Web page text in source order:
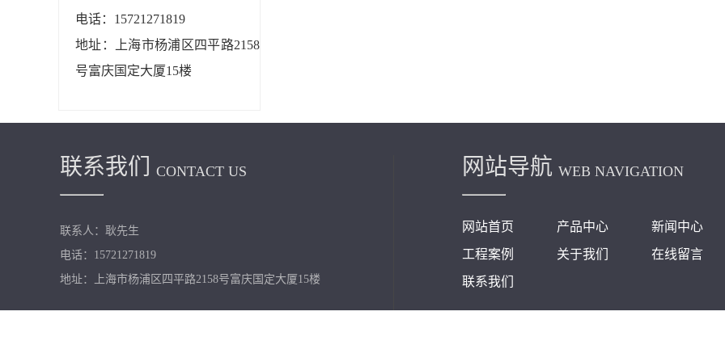
电话：15721271819
地址：上海市杨浦区四平路2158
号富庆国定大厦15楼
联系我们 CONTACT US
联系人：耿先生
电话：15721271819
地址：上海市杨浦区四平路2158号富庆国定大厦15楼
网站导航 WEB NAVIGATION
网站首页 产品中心
新闻中心
工程案例
关于我们
在线留言
联系我们